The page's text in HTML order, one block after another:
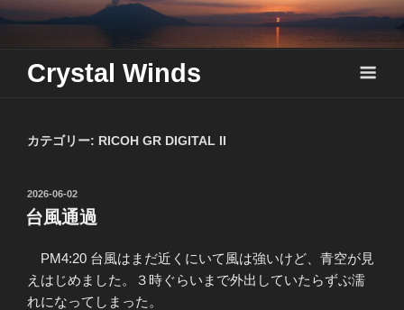
Skip
content
Crystal Winds
カテゴリー: RICOH GR DIGITAL II
投
稿
日:
2026-06-02
台風通過
PM4:20 台風はまだ近くにいて風は強いけど、青空が見
えはじめました。３時ぐらいまで外出していたらずぶ濡
れになってしまった。